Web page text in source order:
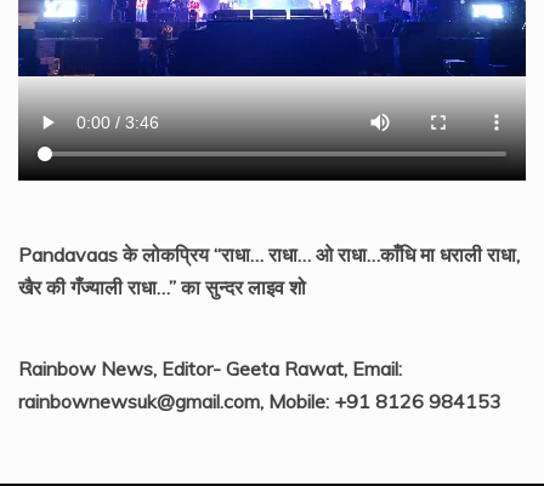
Pandavaas के लोकप्रिय “राधा… राधा… ओ राधा…काँधि मा धराली राधा,
खैर की गँज्याली राधा…” का सुन्दर लाइव शो
Rainbow News, Editor- Geeta Rawat, Email:
rainbownewsuk@gmail.com, Mobile: +91 8126 984153